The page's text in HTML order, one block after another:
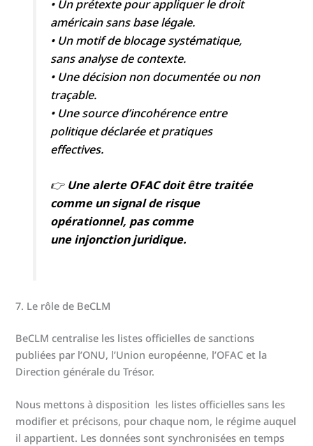
• Un prétexte pour appliquer le droit
américain sans base légale.
• Un motif de blocage systématique,
sans analyse de contexte.
• Une décision non documentée ou non
traçable.
• Une source d’incohérence entre
politique déclarée et pratiques
effectives.
👉 Une alerte OFAC doit être traitée
comme un signal de risque
opérationnel, pas comme
une injonction juridique.
7. Le rôle de BeCLM
BeCLM centralise les listes officielles de sanctions
publiées par l’ONU, l’Union européenne, l’OFAC et la
Direction générale du Trésor.
Nous mettons à disposition les listes officielles sans les
modifier et précisons, pour chaque nom, le régime auquel
il appartient. Les données sont synchronisées en temps